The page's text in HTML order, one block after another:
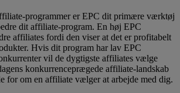
programmer er EPC dit primære værktøj
dit affiliate-program. En høj EPC
affiliates fordi den viser at det er profitabelt
Hvis dit program har lav EPC
vil de dygtigste affiliates vælge
konkurrenceprægede affiliate-landskab
for om en affiliate vælger at arbejde med dig.